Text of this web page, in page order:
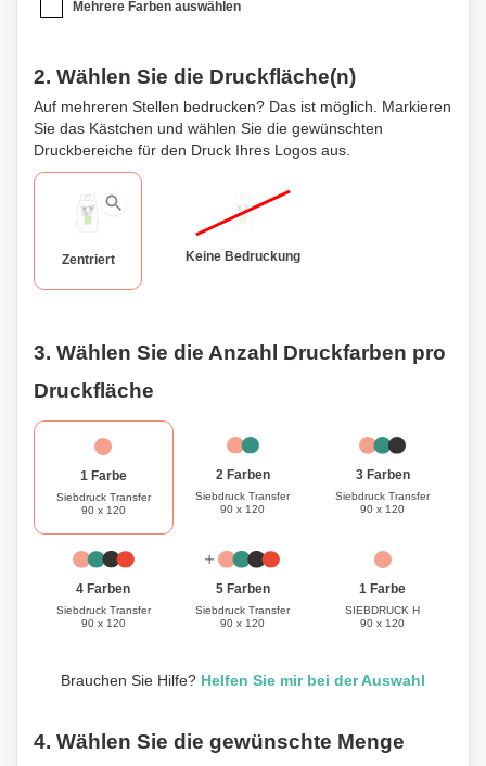
Mehrere Farben auswählen
2. Wählen Sie die Druckfläche(n)
Auf mehreren Stellen bedrucken? Das ist möglich. Markieren
Sie das Kästchen und wählen Sie die gewünschten
Druckbereiche für den Druck Ihres Logos aus.
Zentriert Keine Bedruckung
3. Wählen Sie die Anzahl Druckfarben pro
Druckfläche
1 Farbe
Siebdruck Transfer
90 x 120
2 Farben
Siebdruck Transfer
90 x 120
3 Farben
Siebdruck Transfer
90 x 120
4 Farben
Siebdruck Transfer
90 x 120
5 Farben
Siebdruck Transfer
90 x 120
1 Farbe
SIEBDRUCK H
90 x 120
Brauchen Sie Hilfe? Helfen Sie mir bei der Auswahl
4. Wählen Sie die gewünschte Menge